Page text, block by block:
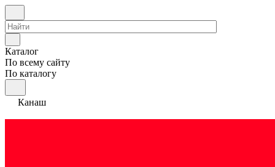
Каталог
По всему сайту
По каталогу
Канаш